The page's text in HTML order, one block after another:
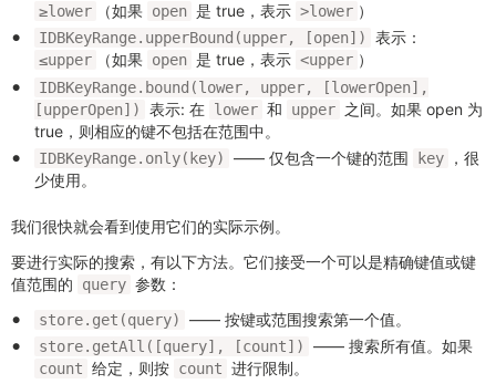
≥lower （如果 open 是 true，表示 >lower ）
IDBKeyRange.upperBound(upper, [open]) 表示：
≤upper （如果 open 是 true，表示 <upper ）
IDBKeyRange.bound(lower, upper, [lowerOpen],
[upperOpen])
表示: 在 lower 和 upper 之间。如果 open 为
true，则相应的键不包括在范围中。
IDBKeyRange.only(key) —— 仅包含一个键的范围 key
，很
少使用。
我们很快就会看到使用它们的实际示例。
要进行实际的搜索，有以下方法。它们接受一个可以是精确键值或键
值范围的
query 参数：
store.get(query) —— 按键或范围搜索第一个值。
store.getAll([query], [count]) —— 搜索所有值。如果
count 给定，则按 count 进行限制。